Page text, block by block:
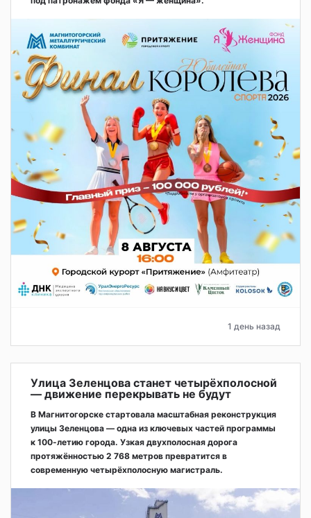
1 день назад
Улица Зеленцова станет четырёхполосной
— движение перекрывать не будут
В Магнитогорске стартовала масштабная реконструкция
улицы Зеленцова — одна из ключевых частей программы
к 100-летию города. Узкая двухполосная дорога
протяжённостью 2 768 метров превратится в
современную четырёхполосную магистраль.